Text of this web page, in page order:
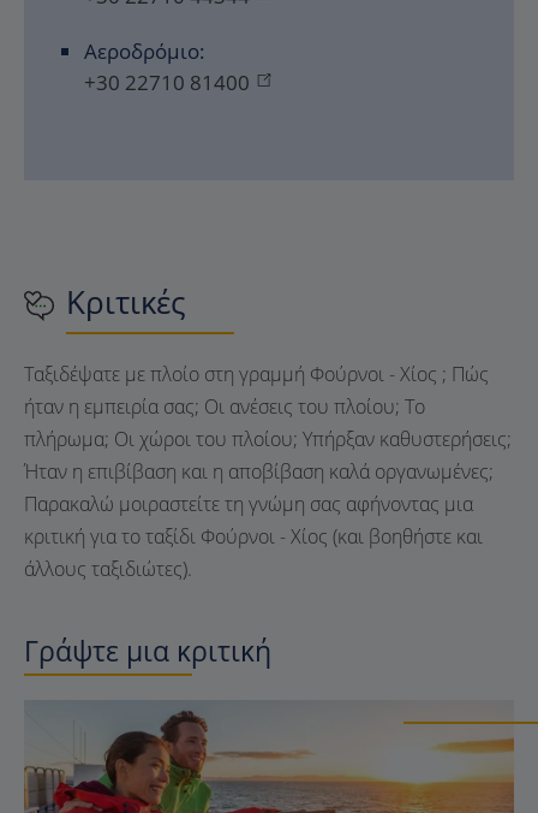
Αεροδρόμιο:
+30 22710 81400
Κριτικές
Ταξιδέψατε με πλοίο στη γραμμή Φούρνοι - Χίος ; Πώς
ήταν η εμπειρία σας; Οι ανέσεις του πλοίου; Το
πλήρωμα; Οι χώροι του πλοίου; Υπήρξαν καθυστερήσεις;
Ήταν η επιβίβαση και η αποβίβαση καλά οργανωμένες;
Παρακαλώ μοιραστείτε τη γνώμη σας αφήνοντας μια
κριτική για το ταξίδι Φούρνοι - Χίος (και βοηθήστε και
άλλους ταξιδιώτες).
Γράψτε μια κριτική